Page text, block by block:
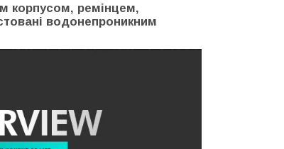
корпусом, ремінцем,
водонепроникним